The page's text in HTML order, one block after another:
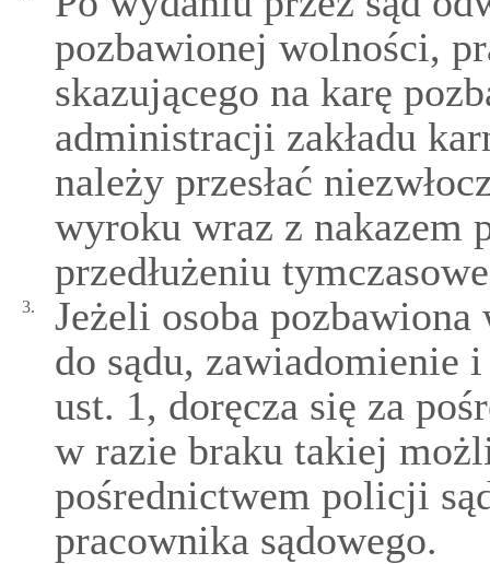
pozbawionej wolności,
skazującego na karę
administracji zakładu
należy przesłać
wyroku wraz z nakazem
przedłużeniu
3.
Jeżeli osoba pozbawiona
do sądu, zawiadomienie
ust. 1, doręcza się za
w razie braku takiej
pośrednictwem policji
pracownika sądowego.